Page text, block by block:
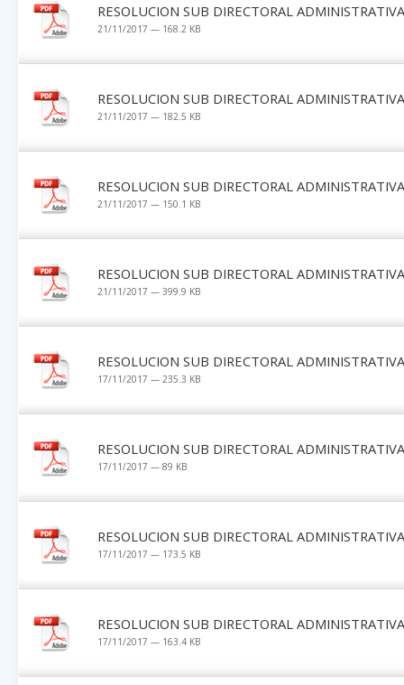
RESOLUCION SUB DIRECTORAL
21/11/2017 — 168.2 KB
RESOLUCION SUB DIRECTORAL
21/11/2017 — 182.5 KB
RESOLUCION SUB DIRECTORAL
21/11/2017 — 150.1 KB
RESOLUCION SUB DIRECTORAL
21/11/2017 — 399.9 KB
RESOLUCION SUB DIRECTORAL
17/11/2017 — 235.3 KB
RESOLUCION SUB DIRECTORAL
17/11/2017 — 89 KB
RESOLUCION SUB DIRECTORAL
17/11/2017 — 173.5 KB
RESOLUCION SUB DIRECTORAL
17/11/2017 — 163.4 KB